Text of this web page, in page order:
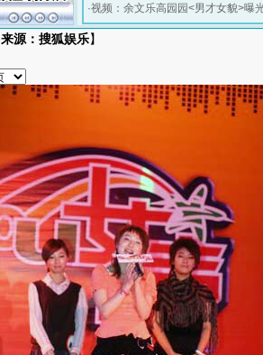
·视频：余文乐高园园<男才女貌>曝
来源：搜狐娱乐】